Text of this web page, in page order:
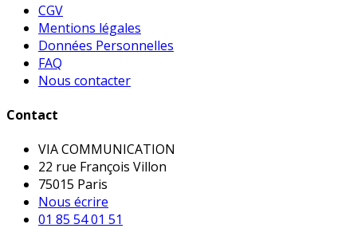
CGV
Mentions légales
Données Personnelles
FAQ
Nous contacter
Contact
VIA COMMUNICATION
22 rue François Villon
75015 Paris
Nous écrire
01 85 54 01 51